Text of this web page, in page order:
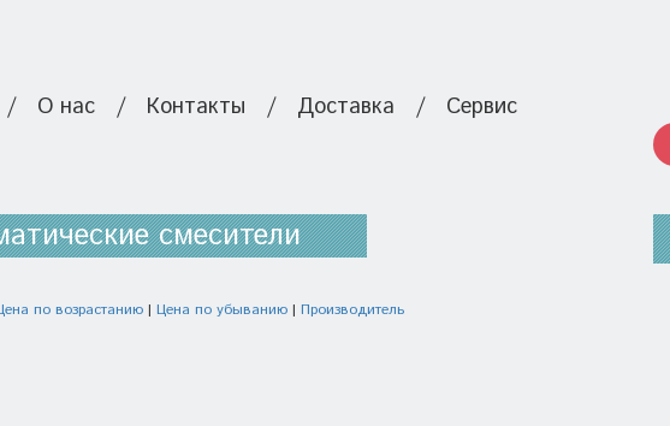
/ О нас / Контакты / Доставка / Сервис
смесители
по возрастанию | Цена по убыванию | Производитель